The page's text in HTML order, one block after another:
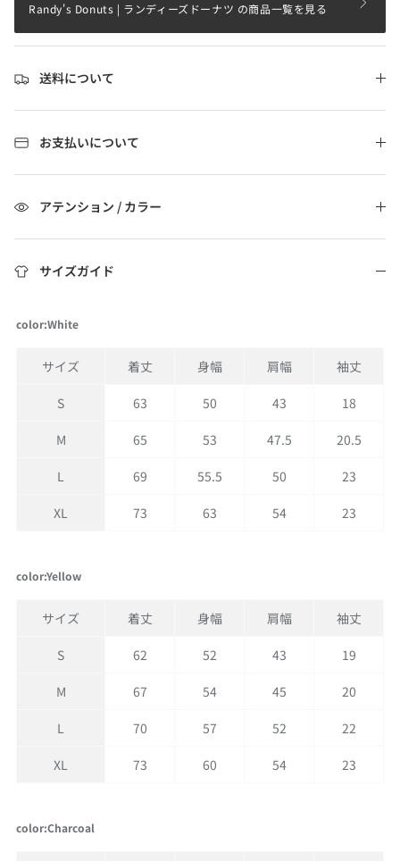
Randy's Donuts | ランディーズドーナツ の商品一覧を見る
送料について
お支払いについて
アテンション / カラー
サイズガイド
color:White
サイズ 着丈 身幅 肩幅 袖丈
S 63 50 43 18
M 65 53 47.5 20.5
L 69 55.5 50 23
XL 73 63 54 23
color:Yellow
サイズ 着丈 身幅 肩幅 袖丈
S 62 52 43 19
M 67 54 45 20
L 70 57 52 22
XL 73 60 54 23
color:Charcoal